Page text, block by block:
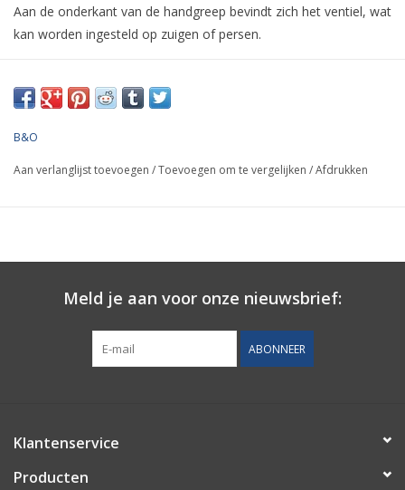
Aan de onderkant van de handgreep bevindt zich het ventiel, wat
kan worden ingesteld op zuigen of persen.
Geschikt voor werken met bulkmateriaal
Cilinderdiameter: 72mm
B&O
Aan verlanglijst toevoegen /Toevoegen om te vergelijken /Afdrukken
Meld je aan voor onze nieuwsbrief:
ABONNEER
Klantenservice
Producten